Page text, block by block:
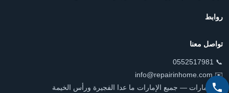
روابط
تواصل معنا
📞 0552517981
✉️ info@repairinhome.com
📍 الإمارات — جميع الإمارات ما عدا الفجيرة ورأس الخيمة